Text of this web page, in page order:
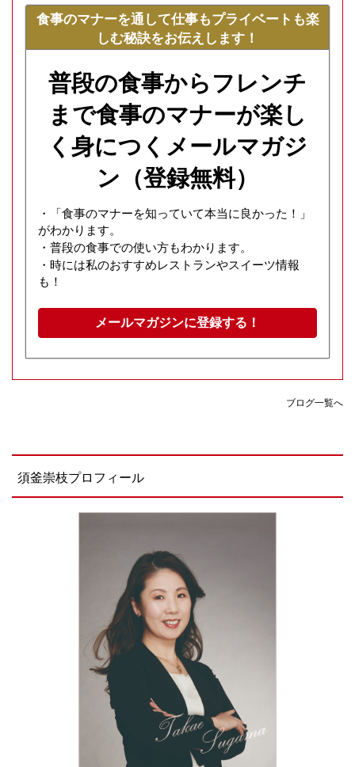
食事のマナーを通して仕事もプライベートも楽
しむ秘訣をお伝えします！
普段の食事からフレンチ
まで食事のマナーが楽し
く身につくメールマガジ
ン（登録無料）
・「食事のマナーを知っていて本当に良かった！」
がわかります。
・普段の食事での使い方もわかります。
・時には私のおすすめレストランやスイーツ情報
も！
メールマガジンに登録する！
ブログ一覧へ
須釜崇枝プロフィール